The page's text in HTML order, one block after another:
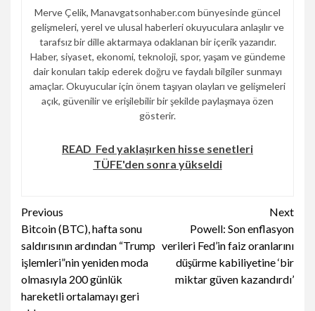
Merve Çelik, Manavgatsonhaber.com bünyesinde güncel
gelişmeleri, yerel ve ulusal haberleri okuyuculara anlaşılır ve
tarafsız bir dille aktarmaya odaklanan bir içerik yazarıdır.
Haber, siyaset, ekonomi, teknoloji, spor, yaşam ve gündeme
dair konuları takip ederek doğru ve faydalı bilgiler sunmayı
amaçlar. Okuyucular için önem taşıyan olayları ve gelişmeleri
açık, güvenilir ve erişilebilir bir şekilde paylaşmaya özen
gösterir.
READ Fed yaklaşırken hisse senetleri
TÜFE'den sonra yükseldi
Continue
Reading
Previous
Bitcoin (BTC), hafta sonu
saldırısının ardından “Trump
işlemleri”nin yeniden moda
olmasıyla 200 günlük
hareketli ortalamayı geri
Next
Powell: Son enflasyon
verileri Fed’in faiz oranlarını
düşürme kabiliyetine ‘bir
miktar güven kazandırdı’